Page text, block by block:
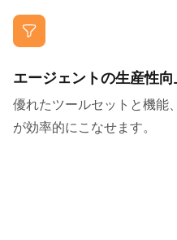
エージェントの生産性向
優れたツールセットと機能
が効率的にこなせます。